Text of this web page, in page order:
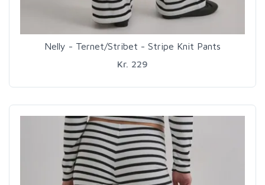
Nelly - Ternet/Stribet - Stripe Knit Pants
Kr. 229